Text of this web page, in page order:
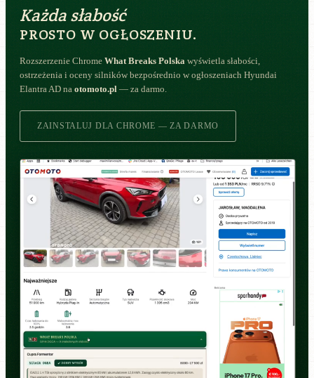
Każda słabość
PROSTO W OGŁOSZENIU.
Rozszerzenie Chrome What Breaks Polska wyświetla słabości,
ostrzeżenia i oceny silników bezpośrednio w ogłoszeniach Hyundai
Elantra AD na otomoto.pl — za darmo.
ZAINSTALUJ DLA CHROME — ZA DARMO